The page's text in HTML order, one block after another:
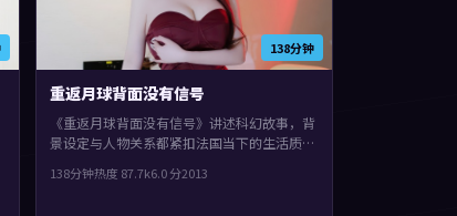
138分钟
重返月球背面没有信号
《重返月球背面没有信号》讲述科幻故事，背
景设定与人物关系都紧扣法国当下的生活质
度妍、安藤樱领衔。人物在道德与生存之间反
138分钟热度 87.7k6.0分2013